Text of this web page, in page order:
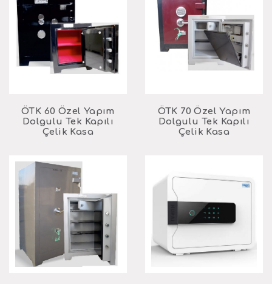
ÖTK 60 Özel Yapım
Dolgulu Tek Kapılı
Çelik Kasa
ÖTK 70 Özel Yapım
Dolgulu Tek Kapılı
Çelik Kasa